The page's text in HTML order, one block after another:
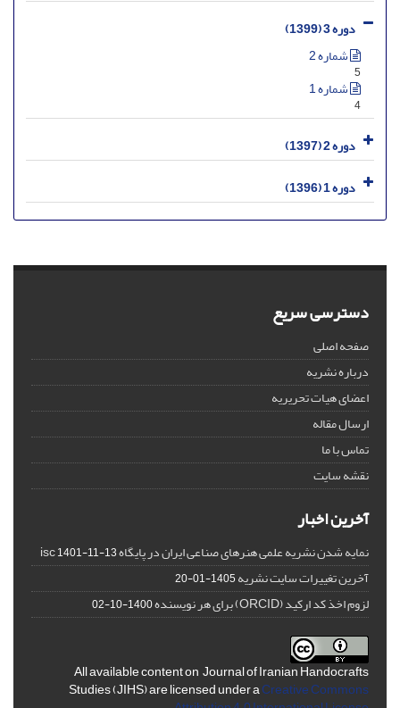
دوره 3 (1399)
شماره 2
5
شماره 1
4
دوره 2 (1397)
دوره 1 (1396)
دسترسی سریع
صفحه اصلی
درباره نشریه
اعضای هیات تحریریه
ارسال مقاله
تماس با ما
نقشه سایت
آخرین اخبار
نمایه شدن نشریه علمی هنرهای صناعی ایران در پایگاه isc1401-11-13
آخرین تغییرات سایت نشریه1405-01-20
لزوم اخذ کد ارکید (ORCID) برای هر نویسنده 1400-10-02
All available content on Journal of Iranian Handocrafts
Studies (JIHS) are licensed under aCreative Commons